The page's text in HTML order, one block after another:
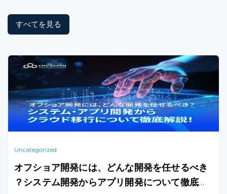
すべてを見る
Uncategorized
オフショア開発には、どんな開発を任せるべき
？システム開発からアプリ開発について徹底解